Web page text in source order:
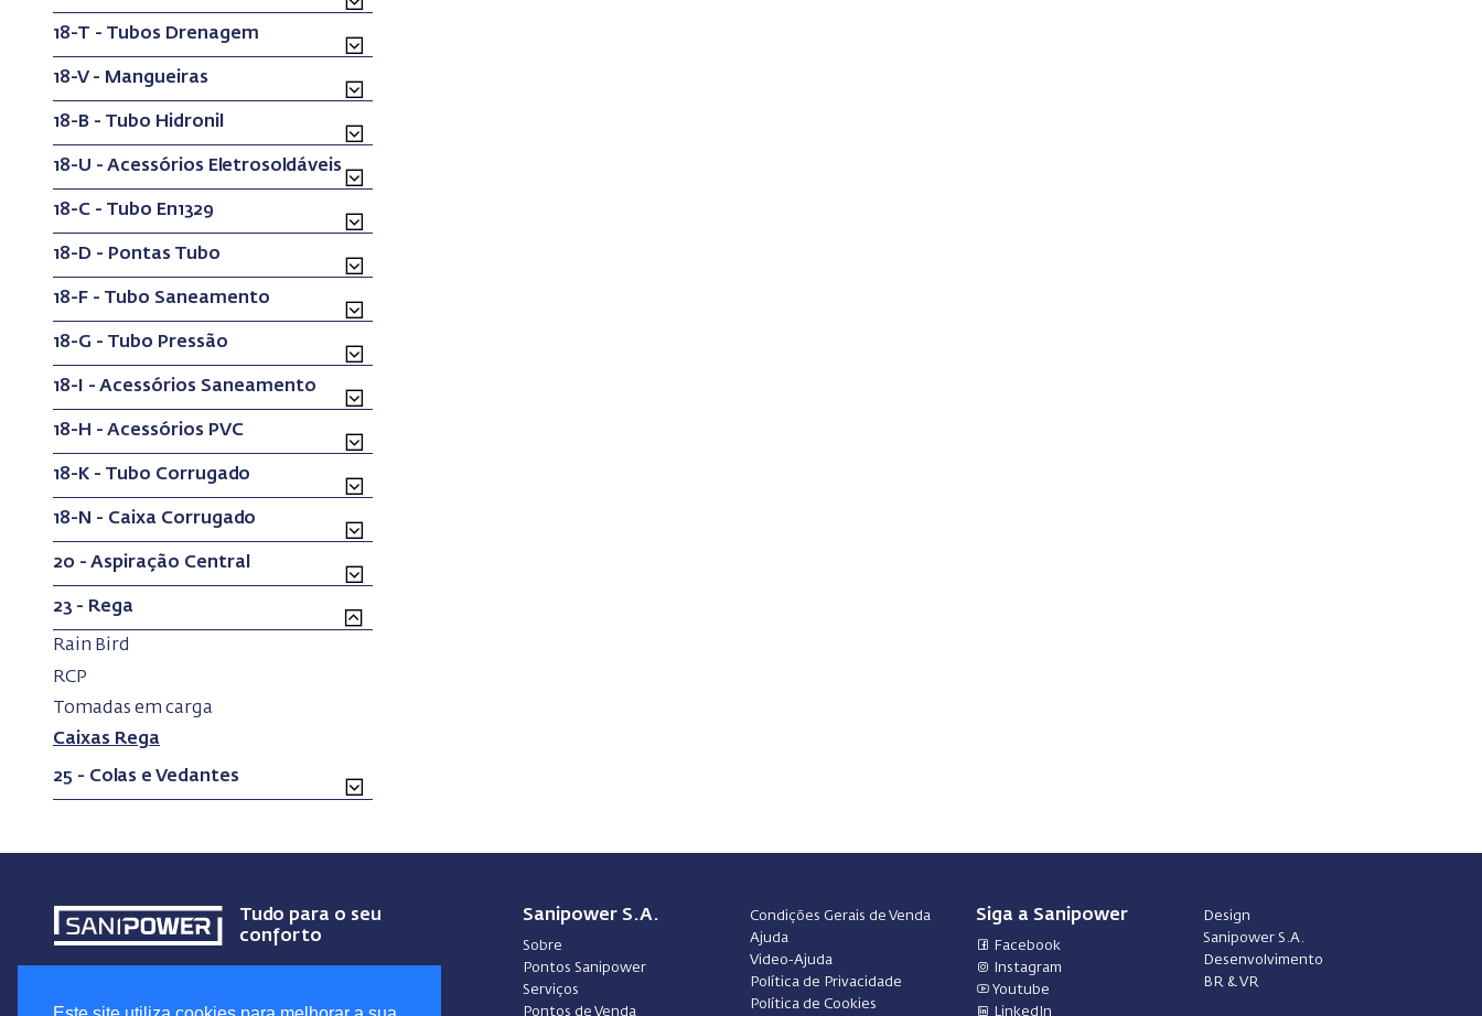
18-T - Tubos Drenagem
18-V - Mangueiras
18-B - Tubo Hidronil
18-U - Acessórios Eletrosoldáveis
18-C - Tubo En1329
18-D - Pontas Tubo
18-F - Tubo Saneamento
18-G - Tubo Pressão
18-I - Acessórios Saneamento
18-H - Acessórios PVC
18-K - Tubo Corrugado
18-N - Caixa Corrugado
20 - Aspiração Central
23 - Rega
Rain Bird
RCP
Tomadas em carga
Caixas Rega
25 - Colas e Vedantes
Tudo para o seu
conforto
Sanipower S.A.
Sobre
Pontos Sanipower
Serviços
Pontos de Venda
Condições Gerais de Venda
Ajuda
Video-Ajuda
Política de Privacidade
Política de Cookies
Siga a Sanipower
Facebook
Instagram
Youtube
LinkedIn
Design
Sanipower S.A.
Desenvolvimento
BR & VR